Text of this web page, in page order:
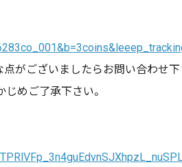
がございましたらお問い合わせ下
めご了承下さい。